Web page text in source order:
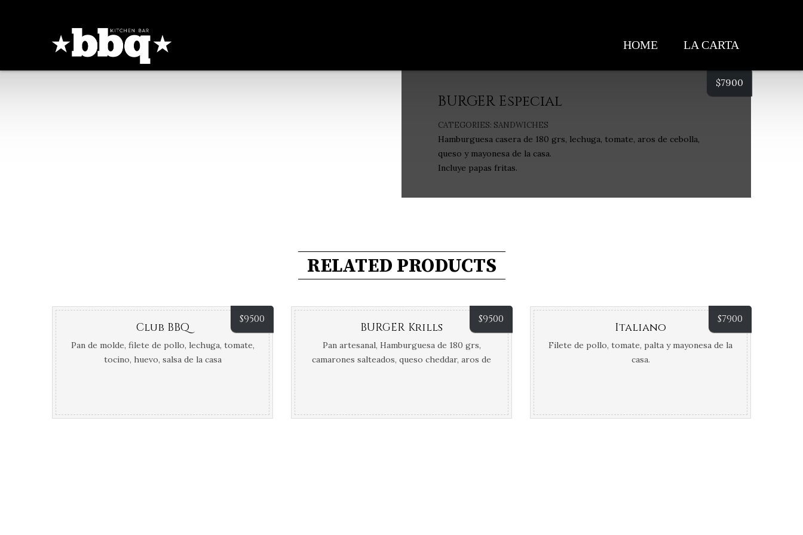
HOME LA CARTA
BURGER Especial
CATEGORIES: SANDWICHES
Hamburguesa casera de 180 grs, lechuga, tomate, aros de cebolla,
queso y mayonesa de la casa.
Incluye papas fritas.
$7900
RELATED PRODUCTS
$9500
Club BBQ
Pan de molde, filete de pollo, lechuga, tomate,
tocino, huevo, salsa de la casa
$9500
BURGER Krills
Pan artesanal, Hamburguesa de 180 grs,
camarones salteados, queso cheddar, aros de
$7900
Italiano
Filete de pollo, tomate, palta y mayonesa de la
casa.